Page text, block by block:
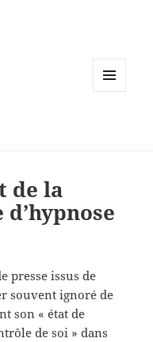
de la
presse issus de
souvent ignoré de
son « état de
de soi » dans